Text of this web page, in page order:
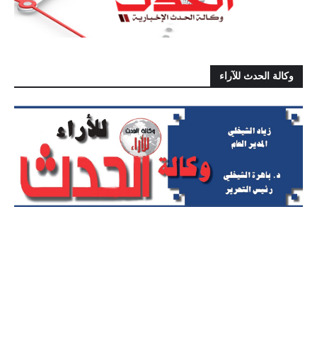
وكالة الحدث للآراء